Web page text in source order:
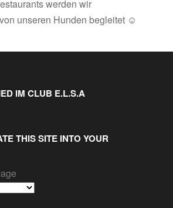
werden wir
unseren Hunden begleitet ☺
IM CLUB E.L.S.A
THIS SITE INTO YOUR